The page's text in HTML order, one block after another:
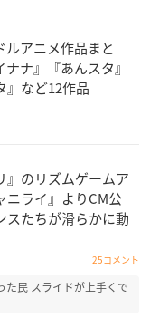
ルアニメ作品まと
ナ』『あんスタ』
』など12作品
』のリズムゲームア
ニライ』よりCM公
スたちが滑らかに動
25コメント
た民 スライドが上手くで